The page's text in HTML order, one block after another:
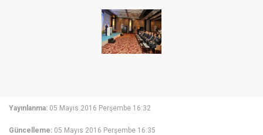
Yayınlanma: 05 Mayıs 2016 Perşembe 16:32
Güncelleme: 05 Mayıs 2016 Perşembe 16:35